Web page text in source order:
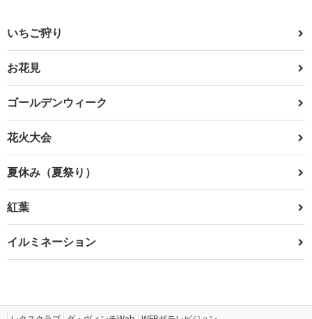
いちご狩り
お花見
ゴールデンウィーク
花火大会
夏休み（夏祭り）
紅葉
イルミネーション